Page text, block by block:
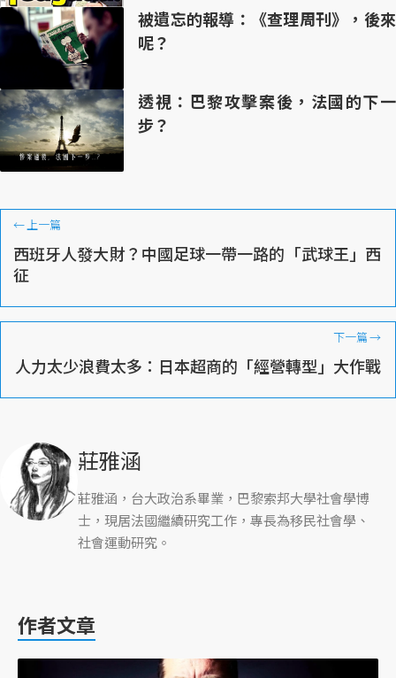
被遺忘的報導：《查理周刊》，後來
呢？
透視：巴黎攻擊案後，法國的下一
步？
←上一篇
西班牙人發大財？中國足球一帶一路的「武球王」西
征
下一篇→
人力太少浪費太多：日本超商的「經營轉型」大作戰
莊雅涵
莊雅涵，台大政治系畢業，巴黎索邦大學社會學博
士，現居法國繼續研究工作，專長為移民社會學、
社會運動研究。
作者文章